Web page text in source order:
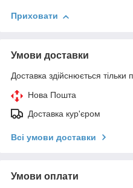
Приховати
Умови доставки
Доставка здійснюється тільки
Нова Пошта
Доставка кур'єром
Всі умови доставки
Умови оплати